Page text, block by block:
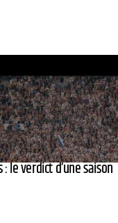
: le verdict d’une saison